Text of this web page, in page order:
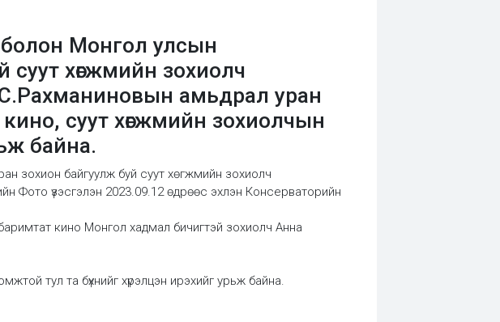
Монгол улсын
хөгжмийн зохиолч
амьдрал уран
суут хөгжмийн зохиолчын
байна.
байгуулж буй суут хөгжмийн зохиолч
Фото үзэсгэлэн 2023.09.12 өдрөөс эхлэн Консерваторийн
кино Монгол хадмал бичигтэй зохиолч Анна
тул та бүхнийг хүрэлцэн ирэхийг урьж байна.